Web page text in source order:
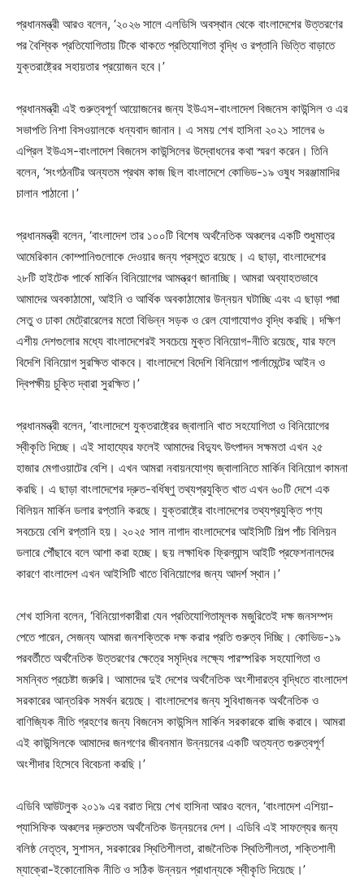
প্রধানমন্ত্রী আরও বলেন, ‘২০২৬ সালে এলডিসি অবস্থান থেকে বাংলাদেশের উত্তরণের
পর বৈশ্বিক প্রতিযোগিতায় টিকে থাকতে প্রতিযোগিতা বৃদ্ধি ও রপ্তানি ভিত্তি বাড়াতে
যুক্তরাষ্ট্রের সহায়তার প্রয়োজন হবে।’
প্রধানমন্ত্রী এই গুরুত্বপূর্ণ আয়োজনের জন্য ইউএস-বাংলাদেশ বিজনেস কাউন্সিল ও এর
সভাপতি নিশা বিসওয়ালকে ধন্যবাদ জানান। এ সময় শেখ হাসিনা ২০২১ সালের ৬
এপ্রিল ইউএস-বাংলাদেশ বিজনেস কাউন্সিলের উদ্বোধনের কথা স্মরণ করেন। তিনি
বলেন, ‘সংগঠনটির অন্যতম প্রথম কাজ ছিল বাংলাদেশে কোভিড-১৯ ওষুধ সরঞ্জামাদির
চালান পাঠানো।’
প্রধানমন্ত্রী বলেন, ‘বাংলাদেশ তার ১০০টি বিশেষ অর্থনৈতিক অঞ্চলের একটি শুধুমাত্র
আমেরিকান কোম্পানিগুলোকে দেওয়ার জন্য প্রস্তুত রয়েছে। এ ছাড়া, বাংলাদেশের
২৮টি হাইটেক পার্কে মার্কিন বিনিয়োগের আমন্ত্রণ জানাচ্ছি। আমরা অব্যাহতভাবে
আমাদের অবকাঠামো, আইনি ও আর্থিক অবকাঠামোর উন্নয়ন ঘটাচ্ছি এবং এ ছাড়া পদ্মা
সেতু ও ঢাকা মেট্রোরেলের মতো বিভিন্ন সড়ক ও রেল যোগাযোগও বৃদ্ধি করছি। দক্ষিণ
এশীয় দেশগুলোর মধ্যে বাংলাদেশেরই সবচেয়ে মুক্ত বিনিয়োগ-নীতি রয়েছে, যার ফলে
বিদেশি বিনিয়োগ সুরক্ষিত থাকবে। বাংলাদেশে বিদেশি বিনিয়োগ পার্লামেন্টের আইন ও
দ্বিপক্ষীয় চুক্তি দ্বারা সুরক্ষিত।’
প্রধানমন্ত্রী বলেন, ‘বাংলাদেশে যুক্তরাষ্ট্রের জ্বালানি খাত সহযোগিতা ও বিনিয়োগের
স্বীকৃতি দিচ্ছে। এই সাহায্যের ফলেই আমাদের বিদ্যুৎ উৎপাদন সক্ষমতা এখন ২৫
হাজার মেগাওয়াটের বেশি। এখন আমরা নবায়নযোগ্য জ্বালানিতে মার্কিন বিনিয়োগ কামনা
করছি। এ ছাড়া বাংলাদেশের দ্রুত-বর্ধিষ্ণু তথ্যপ্রযুক্তি খাত এখন ৬০টি দেশে এক
বিলিয়ন মার্কিন ডলার রপ্তানি করছে। যুক্তরাষ্ট্রে বাংলাদেশের তথ্যপ্রযুক্তি পণ্য
সবচেয়ে বেশি রপ্তানি হয়। ২০২৫ সাল নাগাদ বাংলাদেশের আইসিটি শিল্প পাঁচ বিলিয়ন
ডলারে পৌঁছাবে বলে আশা করা হচ্ছে। ছয় লক্ষাধিক ফ্রিল্যান্স আইটি প্রফেশনালদের
কারণে বাংলাদেশ এখন আইসিটি খাতে বিনিয়োগের জন্য আদর্শ স্থান।’
শেখ হাসিনা বলেন, ‘বিনিয়োগকারীরা যেন প্রতিযোগিতামূলক মজুরিতেই দক্ষ জনসম্পদ
পেতে পারেন, সেজন্য আমরা জনশক্তিকে দক্ষ করার প্রতি গুরুত্ব দিচ্ছি। কোভিড-১৯
পরবর্তীতে অর্থনৈতিক উত্তরণের ক্ষেত্রে সমৃদ্ধির লক্ষ্যে পারস্পরিক সহযোগিতা ও
সমন্বিত প্রচেষ্টা জরুরি। আমাদের দুই দেশের অর্থনৈতিক অংশীদারত্ব বৃদ্ধিতে বাংলাদেশ
সরকারের আন্তরিক সমর্থন রয়েছে। বাংলাদেশের জন্য সুবিধাজনক অর্থনৈতিক ও
বাণিজ্যিক নীতি গ্রহণের জন্য বিজনেস কাউন্সিল মার্কিন সরকারকে রাজি করাবে। আমরা
এই কাউন্সিলকে আমাদের জনগণের জীবনমান উন্নয়নের একটি অত্যন্ত গুরুত্বপূর্ণ
অংশীদার হিসেবে বিবেচনা করছি।’
এডিবি আউটলুক ২০১৯ এর বরাত দিয়ে শেখ হাসিনা আরও বলেন, ‘বাংলাদেশ এশিয়া-
প্যাসিফিক অঞ্চলের দ্রুততম অর্থনৈতিক উন্নয়নের দেশ। এডিবি এই সাফল্যের জন্য
বলিষ্ঠ নেতৃত্ব, সুশাসন, সরকারের স্থিতিশীলতা, রাজনৈতিক স্থিতিশীলতা, শক্তিশালী
ম্যাক্রো-ইকোনোমিক নীতি ও সঠিক উন্নয়ন প্রাধান্যকে স্বীকৃতি দিয়েছে।’